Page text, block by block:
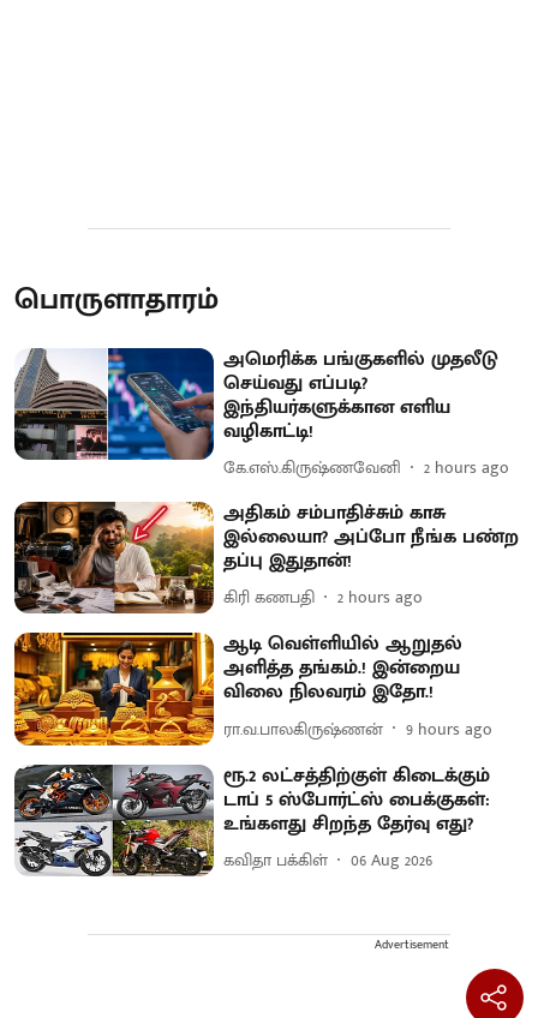
பொருளாதாரம்
அமெரிக்க பங்குகளில் முதலீடு
செய்வது எப்படி?
இந்தியர்களுக்கான எளிய
வழிகாட்டி!
கே.எஸ்.கிருஷ்ணவேனி 2 hours ago
அதிகம் சம்பாதிச்சும் காசு
இல்லையா? அப்போ நீங்க பண்ற
தப்பு இதுதான்!
கிரி கணபதி 2 hours ago
ஆடி வெள்ளியில் ஆறுதல்
அளித்த தங்கம்.! இன்றைய
விலை நிலவரம் இதோ.!
ரா.வ.பாலகிருஷ்ணன் 9 hours ago
ரூ.2 லட்சத்திற்குள் கிடைக்கும்
டாப் 5 ஸ்போர்ட்ஸ் பைக்குகள்:
உங்களது சிறந்த தேர்வு எது?
கவிதா பக்கிள் 06 Aug 2026
Advertisement